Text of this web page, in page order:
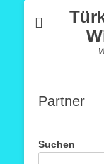
Partner
Suchen